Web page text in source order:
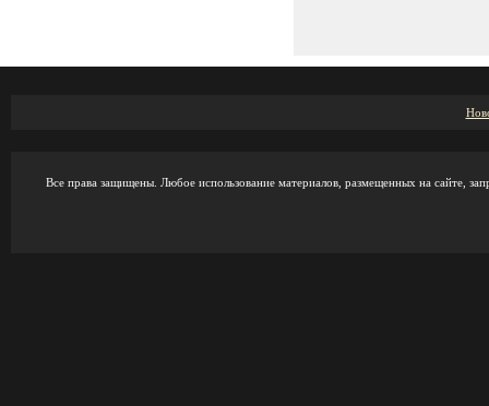
Все права защищены. Любое использование материалов, размещенных на сайте,